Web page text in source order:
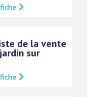
de la vente
sur